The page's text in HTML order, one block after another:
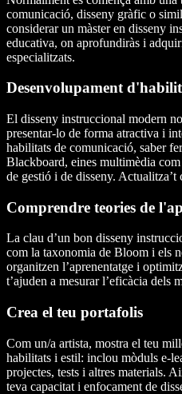
comunicació, disseny gràfic o
considerar un màster en disseny
educativa, on aprofundiràs i
especialitzats.
Desenvolupament
El disseny instruccional modern
presentar-lo de forma atractiva i
habilitats de comunicació, saber
Blackboard, eines multimèdia
de gestió i de disseny. Actualitza’t
Comprendre teories de
La clau d’un bon disseny
com la taxonomia de Bloom i els
organitzen l’aprenentatge i
t’ajuden a mesurar l’eficàcia dels
Crea el teu portafolis
Com un/a artista, mostra el teu
habilitats i estil: inclou mòduls e-
projectes, tests i altres materials.
teva capacitat i enfocament de